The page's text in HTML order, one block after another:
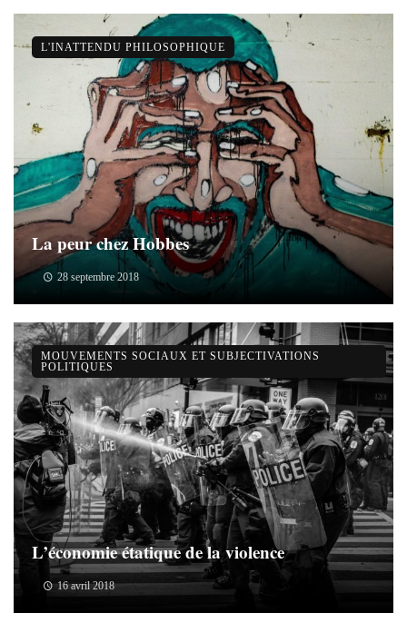
La peur chez Hobbes
28 septembre 2018
L'INATTENDU PHILOSOPHIQUE
L’économie étatique de la violence
16 avril 2018
MOUVEMENTS SOCIAUX ET SUBJECTIVATIONS
POLITIQUES